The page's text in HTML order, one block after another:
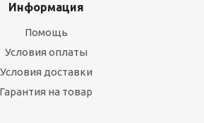
Информация
Помощь
Условия оплаты
Условия доставки
Гарантия на товар